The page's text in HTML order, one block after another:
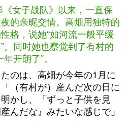
女子战队》以来，一直保
的亲昵交情。高畑用独特的
格，说她“如河流一般平缓
。同时她也察觉到了有村的
开朗了”。
のは、高畑が今年の1月に
（有村が）産んだ次の日に
かし、「ずっと子供を見
んだな』みたいな感じで」